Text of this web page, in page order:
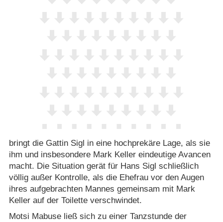
bringt die Gattin Sigl in eine hochprekäre Lage, als sie
ihm und insbesondere Mark Keller eindeutige Avancen
macht. Die Situation gerät für Hans Sigl schließlich
völlig außer Kontrolle, als die Ehefrau vor den Augen
ihres aufgebrachten Mannes gemeinsam mit Mark
Keller auf der Toilette verschwindet.
Motsi Mabuse ließ sich zu einer Tanzstunde der